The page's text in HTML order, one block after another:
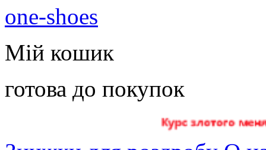
one-shoes
Мій кошик
готова до покупок